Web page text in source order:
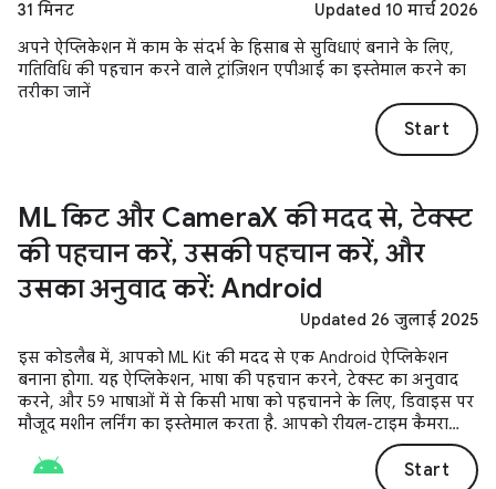
31 मिनट
Updated 10 मार्च 2026
अपने ऐप्लिकेशन में काम के संदर्भ के हिसाब से सुविधाएं बनाने के लिए,
गतिविधि की पहचान करने वाले ट्रांज़िशन एपीआई का इस्तेमाल करने का
तरीका जानें
Start
ML किट और CameraX की मदद से, टेक्स्ट
की पहचान करें, उसकी पहचान करें, और
उसका अनुवाद करें: Android
Updated 26 जुलाई 2025
इस कोडलैब में, आपको ML Kit की मदद से एक Android ऐप्लिकेशन
बनाना होगा. यह ऐप्लिकेशन, भाषा की पहचान करने, टेक्स्ट का अनुवाद
करने, और 59 भाषाओं में से किसी भाषा को पहचानने के लिए, डिवाइस पर
मौजूद मशीन लर्निंग का इस्तेमाल करता है. आपको रीयल-टाइम कैमरा
फ़ीड से इन टास्क को पूरा करने के लिए, CameraX लाइब्रेरी को इंटिग्रेट
करने का तरीका भी पता चलेगा.
Start